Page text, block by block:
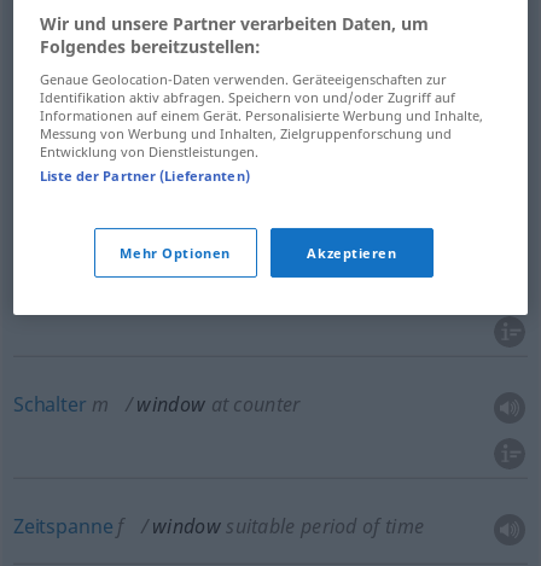
Fensterscheibef windowpane
Schaufenstern windowshop window
f windowshop window
Schalter m window at counter
Zeitspanne f window suitable period of time
Wir und unsere Partner verarbeiten Daten, um
Folgendes bereitzustellen:
Genaue Geolocation-Daten verwenden. Geräteeigenschaften zur
Identifikation aktiv abfragen. Speichern von und/oder Zugriff auf
Informationen auf einem Gerät. Personalisierte Werbung und Inhalte,
Messung von Werbung und Inhalten, Zielgruppenforschung und
Entwicklung von Dienstleistungen.
Liste der Partner (Lieferanten)
Mehr Optionen Akzeptieren